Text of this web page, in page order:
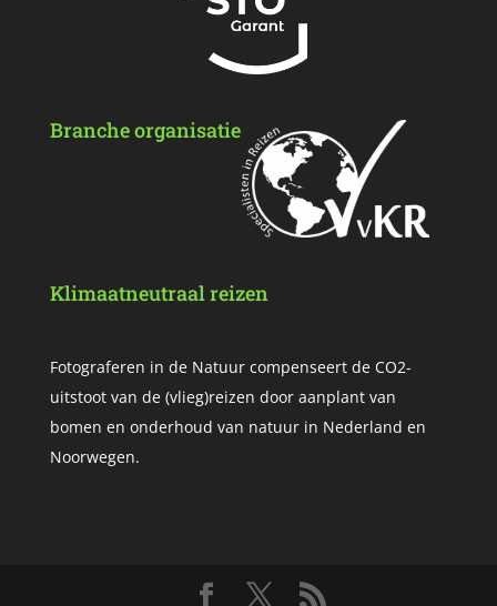
Branche organisatie
Klimaatneutraal reizen
Fotograferen in de Natuur compenseert de CO2-
uitstoot van de (vlieg)reizen door aanplant van
bomen en onderhoud van natuur in Nederland en
Noorwegen.